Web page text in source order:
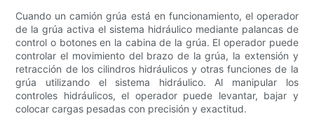
Cuando un camión grúa está en funcionamiento, el operador
de la grúa activa el sistema hidráulico mediante palancas de
control o botones en la cabina de la grúa. El operador puede
controlar el movimiento del brazo de la grúa, la extensión y
retracción de los cilindros hidráulicos y otras funciones de la
grúa utilizando el sistema hidráulico. Al manipular los
controles hidráulicos, el operador puede levantar, bajar y
colocar cargas pesadas con precisión y exactitud.